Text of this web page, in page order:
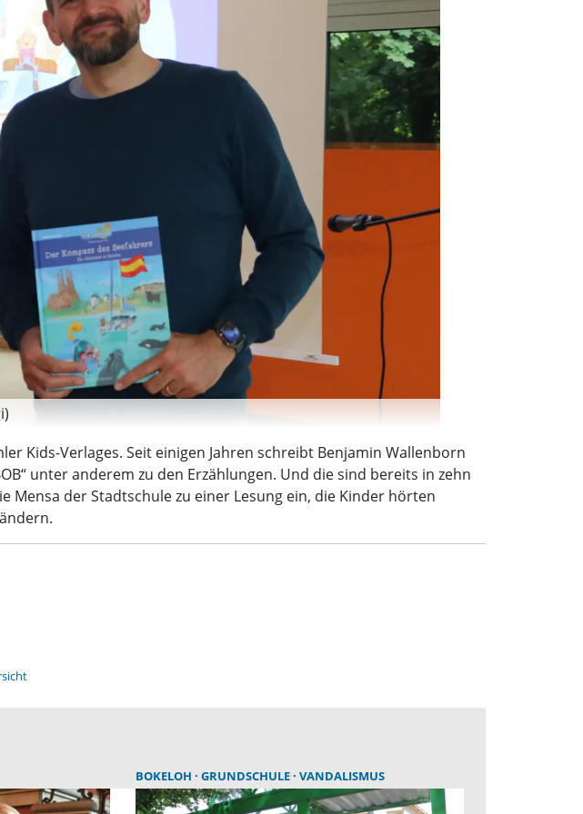
Kids-Verlages. Seit einigen Jahren schreibt Benjamin Wallenborn
unter anderem zu den Erzählungen. Und die sind bereits in zehn
der Stadtschule zu einer Lesung ein, die Kinder hörten
BOKELOH GRUNDSCHULE VANDALISMUS